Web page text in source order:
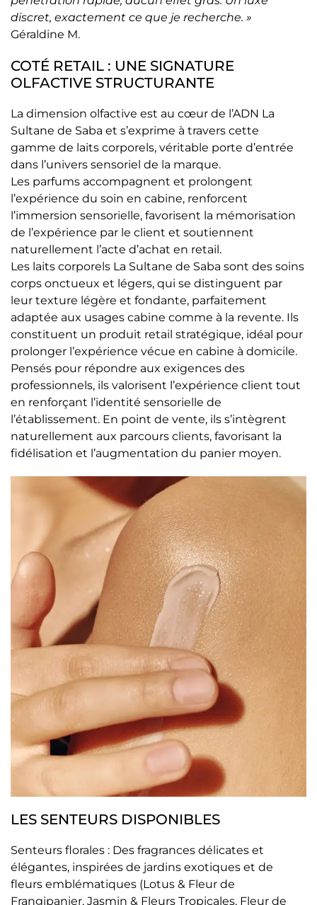
discret, exactement ce que je recherche. »
Géraldine M.
COTÉ RETAIL : UNE SIGNATURE
OLFACTIVE STRUCTURANTE
La dimension olfactive est au cœur de l’ADN La
Sultane de Saba et s’exprime à travers cette
gamme de laits corporels, véritable porte d’entrée
dans l’univers sensoriel de la marque.
Les parfums accompagnent et prolongent
l’expérience du soin en cabine, renforcent
l’immersion sensorielle, favorisent la mémorisation
de l’expérience par le client et soutiennent
naturellement l’acte d’achat en retail.
Les laits corporels La Sultane de Saba sont des soins
corps onctueux et légers, qui se distinguent par
leur texture légère et fondante, parfaitement
adaptée aux usages cabine comme à la revente. Ils
constituent un produit retail stratégique, idéal pour
prolonger l’expérience vécue en cabine à domicile.
Pensés pour répondre aux exigences des
professionnels, ils valorisent l’expérience client tout
en renforçant l’identité sensorielle de
l’établissement. En point de vente, ils s’intègrent
naturellement aux parcours clients, favorisant la
fidélisation et l’augmentation du panier moyen.
LES SENTEURS DISPONIBLES
Senteurs florales : Des fragrances délicates et
élégantes, inspirées de jardins exotiques et de
fleurs emblématiques (Lotus & Fleur de
Frangipanier, Jasmin & Fleurs Tropicales, Fleur de